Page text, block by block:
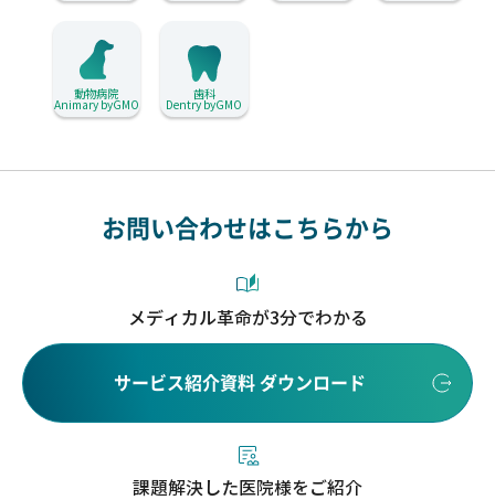
動物病院
Animary byGMO
歯科
Dentry byGMO
お問い合わせはこちらから
メディカル革命が3分でわかる
サービス紹介資料 ダウンロード
課題解決した医院様をご紹介